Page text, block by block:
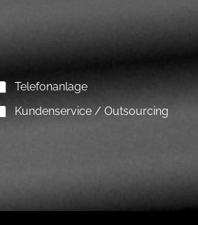
Telefonanlage
Kundenservice / Outsourcing